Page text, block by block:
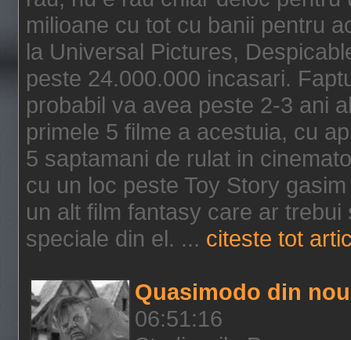
milioane cu tot cu banii pentru
la Universal Pictures,
peste 24.000.000 incasari.
probabil va avea peste 2-3 ani
primele 5 filme a acestuia, cu
5 saptamani de rulat in
cu un loc peste Toy Story
un alt film fantasy care ar
speciale din el. ... citeste tot
Quasimodo din
06:51:16